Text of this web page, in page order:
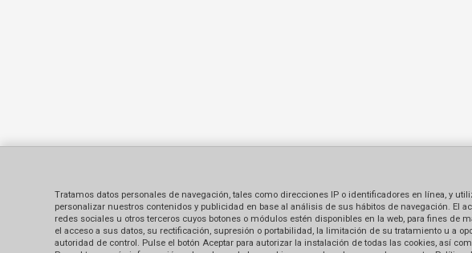
Tratamos datos personales de navegación, tales como direcciones IP o identificadores en línea, y
personalizar nuestros contenidos y publicidad en base al análisis de sus hábitos de navegación. El
redes sociales u otros terceros cuyos botones o módulos estén disponibles en la web, para fines de
el acceso a sus datos, su rectificación, supresión o portabilidad, la limitación de su tratamiento u a
autoridad de control. Pulse el botón Aceptar para autorizar la instalación de todas las cookies, así